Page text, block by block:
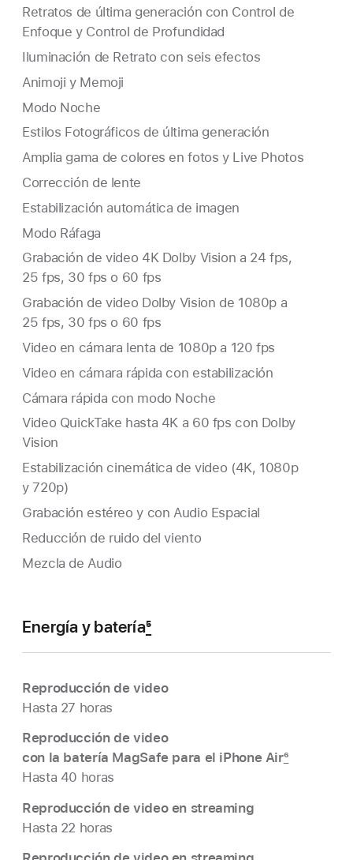
Retratos de última generación con Control de
Enfoque y Control de Profundidad
Iluminación de Retrato con seis efectos
Animoji y Memoji
Modo Noche
Estilos Fotográficos de última generación
Amplia gama de colores en fotos y Live Photos
Corrección de lente
Estabilización automática de imagen
Modo Ráfaga
Grabación de video 4K Dolby Vision a 24 fps,
25 fps, 30 fps o 60 fps
Grabación de video Dolby Vision de 1080p a
25 fps, 30 fps o 60 fps
Video en cámara lenta de 1080p a 120 fps
Video en cámara rápida con estabilización
Cámara rápida con modo Noche
Video QuickTake hasta 4K a 60 fps con Dolby
Vision
Estabilización cinemática de video (4K, 1080p
y 720p)
Grabación estéreo y con Audio Espacial
Reducción de ruido del viento
Mezcla de Audio
Energía y batería5
Reproducción de video
Hasta 27 horas
Reproducción de video
con la batería MagSafe para el iPhone Air6
Hasta 40 horas
Reproducción de video en streaming
Hasta 22 horas